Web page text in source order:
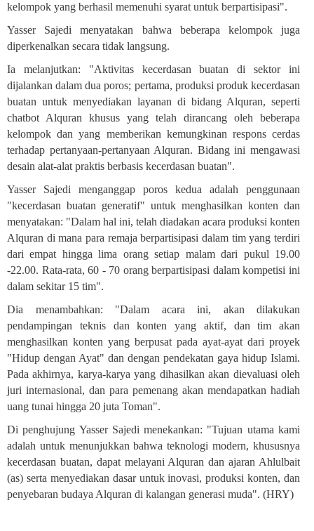
kelompok yang berhasil memenuhi syarat untuk berpartisipasi".
Yasser Sajedi menyatakan bahwa beberapa kelompok juga
diperkenalkan secara tidak langsung.
Ia melanjutkan: "Aktivitas kecerdasan buatan di sektor ini
dijalankan dalam dua poros; pertama, produksi produk kecerdasan
buatan untuk menyediakan layanan di bidang Alquran, seperti
chatbot Alquran khusus yang telah dirancang oleh beberapa
kelompok dan yang memberikan kemungkinan respons cerdas
terhadap pertanyaan-pertanyaan Alquran. Bidang ini mengawasi
desain alat-alat praktis berbasis kecerdasan buatan."
Yasser Sajedi menganggap poros kedua adalah penggunaan
"kecerdasan buatan generatif" untuk menghasilkan konten dan
menyatakan: "Dalam hal ini, telah diadakan acara produksi konten
Alquran di mana para remaja berpartisipasi dalam tim yang terdiri
dari empat hingga lima orang setiap malam dari pukul 19.00
-22.00. Rata-rata, 60 - 70 orang berpartisipasi dalam kompetisi ini
dalam sekitar 15 tim."
Dia menambahkan: "Dalam acara ini, akan dilakukan
pendampingan teknis dan konten yang aktif, dan tim akan
menghasilkan konten yang berpusat pada ayat-ayat dari proyek
"Hidup dengan Ayat" dan dengan pendekatan gaya hidup Islami.
Pada akhirnya, karya-karya yang dihasilkan akan dievaluasi oleh
juri internasional, dan para pemenang akan mendapatkan hadiah
uang tunai hingga 20 juta Toman."
Di penghujung Yasser Sajedi menekankan: "Tujuan utama kami
adalah untuk menunjukkan bahwa teknologi modern, khususnya
kecerdasan buatan, dapat melayani Alquran dan ajaran Ahlulbait
(as) serta menyediakan dasar untuk inovasi, produksi konten, dan
penyebaran budaya Alquran di kalangan generasi muda". (HRY)